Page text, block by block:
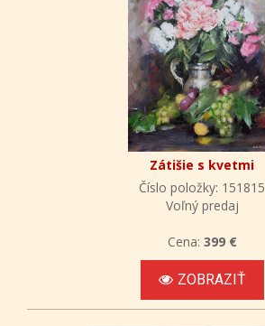
Zátišie s kvetmi
Číslo položky: 151815
Voľný predaj
Cena: 399 €
ZOBRAZIŤ